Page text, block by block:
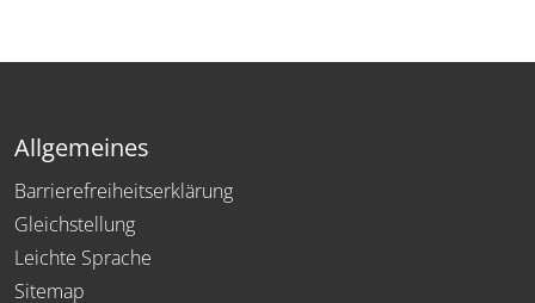
Allgemeines
Barrierefreiheitserklärung
Gleichstellung
Leichte Sprache
Sitemap